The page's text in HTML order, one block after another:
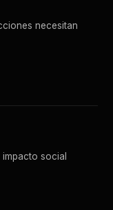
necesitan
social